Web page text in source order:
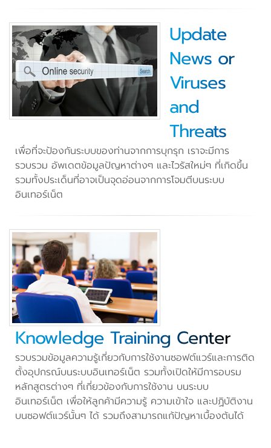
Update
News or
Viruses
and
Threats
เพื่อที่จะป้องกันระบบของท่านจากการบุกรุก เราจะมีการ
รวบรวม อัพเดตข้อมูลปัญหาต่างๆ และไวรัสใหม่ๆ ที่เกิดขึ้น
รวมทั้งประเด็นที่อาจเป็นจุดอ่อนจากการโจมตีบนระบบ
อินเทอร์เน็ต
Knowledge Training Center
รวบรวมข้อมูลความรู้เกี่ยวกับการใช้งานซอฟต์แวร์และการติด
ตั้งอุปกรณ์บนระบบอินเทอร์เน็ต รวมทั้งเปิดให้มีการอบรม
หลักสูตรต่างๆ ที่เกี่ยวข้องกับการใช้งาน บนระบบ
อินเทอร์เน็ต เพื่อให้ลูกค้ามีความรู้ ความเข้าใจ และปฏิบัติงาน
บนซอฟต์แวร์นั้นๆ ได้ รวมถึงสามารถแก้ปัญหาเบื้องต้นได้